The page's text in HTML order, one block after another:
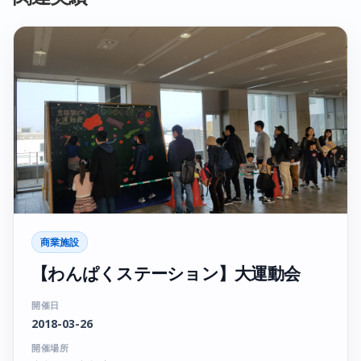
商業施設
【わんぱくステーション】大運動会
開催日
2018-03-26
開催場所